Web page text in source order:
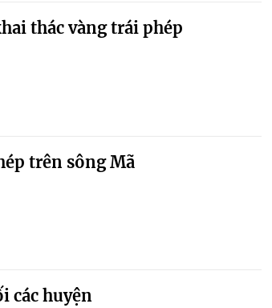
thác vàng trái phép
trên sông Mã
các huyện